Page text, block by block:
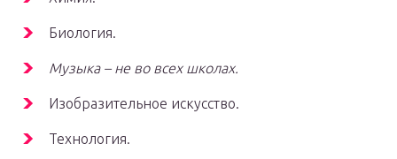
Биология.
Музыка – не во всех школах.
Изобразительное искусство.
Технология.